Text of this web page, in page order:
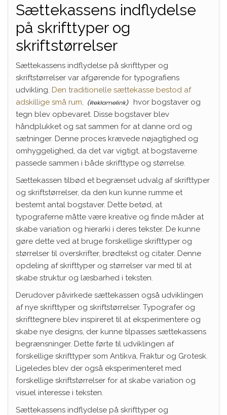
Sættekassens indflydelse
på skrifttyper og
skriftstørrelser
Sættekassens indflydelse på skrifttyper og
skriftstørrelser var afgørende for typografiens
udvikling. Den traditionelle sættekasse bestod af
adskillige små rum,
hvor bogstaver og
tegn blev opbevaret. Disse bogstaver blev
håndplukket og sat sammen for at danne ord og
sætninger. Denne proces krævede nøjagtighed og
omhyggelighed, da det var vigtigt, at bogstaverne
passede sammen i både skrifttype og størrelse.
Sættekassen tilbød et begrænset udvalg af skrifttyper
og skriftstørrelser, da den kun kunne rumme et
bestemt antal bogstaver. Dette betød, at
typograferne måtte være kreative og finde måder at
skabe variation og hierarki i deres tekster. De kunne
gøre dette ved at bruge forskellige skrifttyper og
størrelser til overskrifter, brødtekst og citater. Denne
opdeling af skrifttyper og størrelser var med til at
skabe struktur og læsbarhed i teksten.
Derudover påvirkede sættekassen også udviklingen
af nye skrifttyper og skriftstørrelser. Typografer og
skrifttegnere blev inspireret til at eksperimentere og
skabe nye designs, der kunne tilpasses sættekassens
begrænsninger. Dette førte til udviklingen af
forskellige skrifttyper som Antikva, Fraktur og Grotesk.
Ligeledes blev der også eksperimenteret med
forskellige skriftstørrelser for at skabe variation og
visuel interesse i teksten.
Sættekassens indflydelse på skrifttyper og